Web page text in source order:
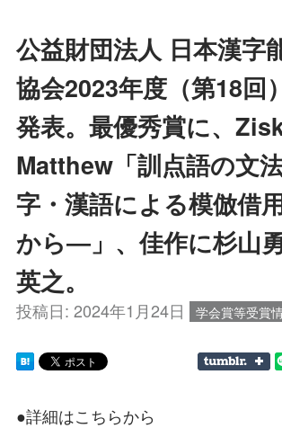
公益財団法人 日本漢字
協会2023年度（第18回
発表。最優秀賞に、
Matthew「訓点語の文
字・漢語による模倣借
から―」、佳作に杉山
英之。
投稿日: 2024年1月24日 学会賞等受賞
●詳細はこちらから